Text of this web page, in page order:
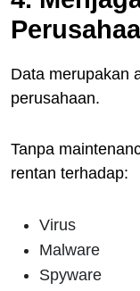
Data merupakan
perusahaan.
Tanpa
rentan terhadap:
Virus
Malware
Spyware